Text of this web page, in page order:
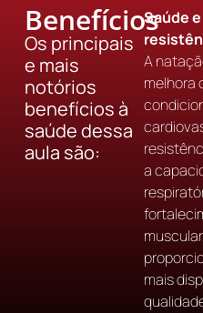
Benefícios
Os principais
e mais
notórios
benefícios à
saúde dessa
aula são:
Saúde e
A
melhora
a
muscular,
mais